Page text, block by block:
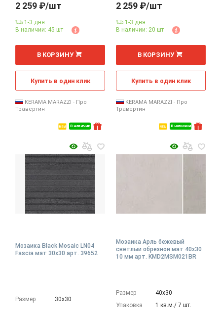
В наличии
2 259 ₽/шт
1-3 дня
В наличии: 45 шт
шт
В КОРЗИНУ
Купить в один клик
KERAMA MARAZZI - Про
Травертин
В наличии
2 259 ₽/шт
1-3 дня
В наличии: 20 шт
шт
В КОРЗИНУ
Купить в один клик
KERAMA MARAZZI - Про
Травертин
Мозаика Black Mosaic LN04
Fascia мат 30x30 арт. 39652
Размер 30х30
Мозаика Арль бежевый
светлый обрезной мат 40x30
10 мм арт. KMD2MSM021BR
Размер
40х30
Упаковка
1 кв.м./ 7 шт.